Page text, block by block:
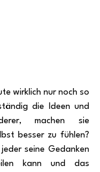
wirklich nur noch so
die Ideen und
machen sie
besser zu fühlen?
seine Gedanken
kann und das